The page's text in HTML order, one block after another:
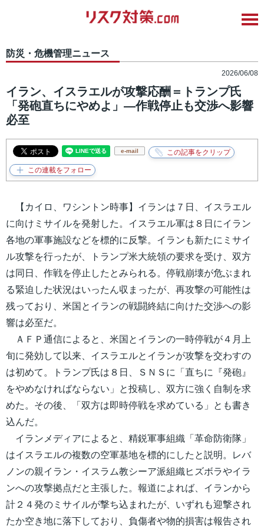
防災・危機管理ニュース
2026/06/08
イラン、イスラエルが攻撃応酬＝トランプ氏
「発砲直ちにやめよ」―作戦停止も交渉へ影響
必至
e-mail
【カイロ、ワシントン時事】イランは７日、イスラエル
に向けミサイルを発射した。イスラエル軍は８日にイラン
各地の軍事施設などを標的に反撃。イランも新たにミサイ
ル攻撃を行ったが、トランプ米大統領の要求を受け、双方
は同日、作戦を停止したとみられる。停戦崩壊が危ぶまれ
る緊迫した状況はいったん収まったが、再攻撃の可能性は
残っており、米国とイランの戦闘終結に向けた交渉への影
響は必至だ。
ＡＦＰ通信によると、米国とイランの一時停戦が４月上
旬に発効して以来、イスラエルとイランが攻撃を交わすの
は初めて。トランプ氏は８日、ＳＮＳに「直ちに『発砲』
をやめなければならない」と投稿し、双方に強く自制を求
めた。その後、「双方は即時停戦を求めている」とも書き
込んだ。
イランメディアによると、精鋭軍事組織「革命防衛隊」
はイスラエルの複数の空軍基地を標的にしたと説明。レバ
ノンの親イラン・イスラム教シーア派組織ヒズボラやイラ
ンへの攻撃拠点だと主張した。報道によれば、イランから
計２４発のミサイルが撃ち込まれたが、いずれも迎撃され
たか空き地に落下しており、負傷者や物的損害は報告され